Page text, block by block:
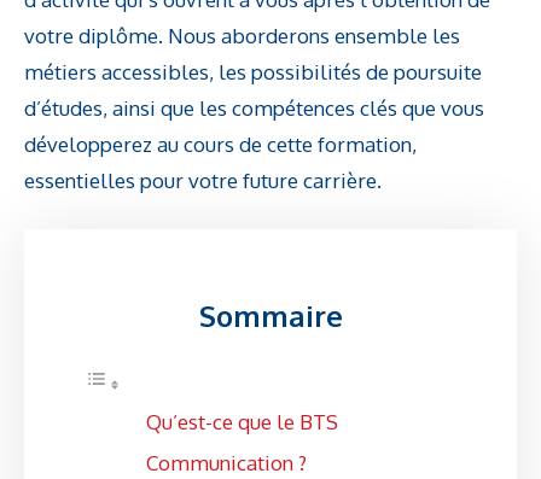
votre diplôme. Nous aborderons ensemble les
métiers accessibles, les possibilités de poursuite
d’études, ainsi que les compétences clés que vous
développerez au cours de cette formation,
essentielles pour votre future carrière.
Sommaire
Qu’est-ce que le BTS
Communication ?